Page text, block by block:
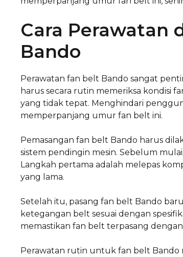
Cara Perawatan
Bando
Perawatan fan belt Bando sangat
harus secara rutin memeriksa kondisi
yang tidak tepat. Menghindari
memperpanjang umur fan belt ini.
Pemasangan fan belt Bando harus
sistem pendingin mesin. Sebelum
Langkah pertama adalah melepas
yang lama.
Setelah itu, pasang fan belt Bando
ketegangan belt sesuai dengan
memastikan fan belt terpasang
Perawatan rutin untuk fan belt Bando